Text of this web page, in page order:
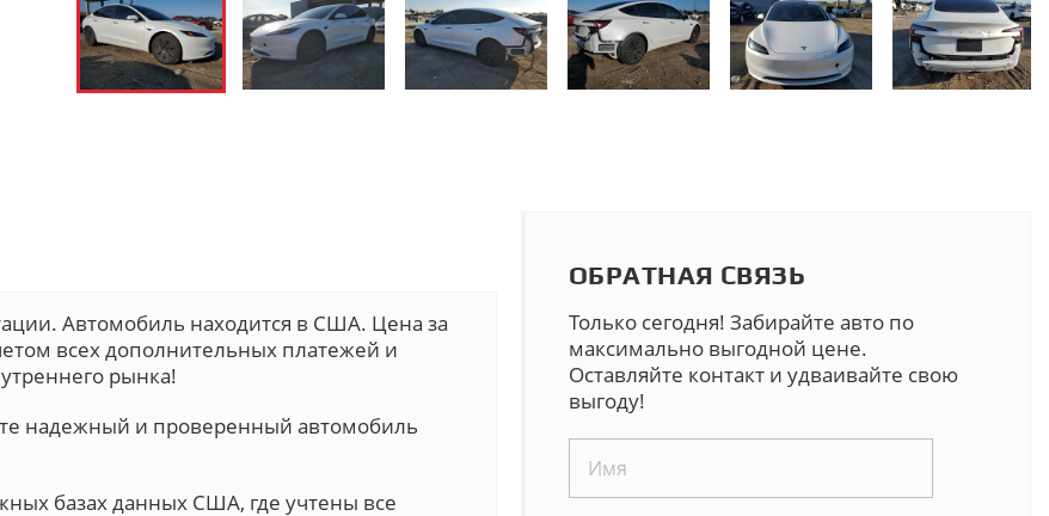
Автомобиль находится в США. Цена за
всех дополнительных платежей и
рынка!
надежный и проверенный автомобиль
базах данных США, где учтены все
ОБРАТНАЯ СВЯЗЬ
Только сегодня! Забирайте авто по
максимально выгодной цене.
Оставляйте контакт и удваивайте свою
выгоду!